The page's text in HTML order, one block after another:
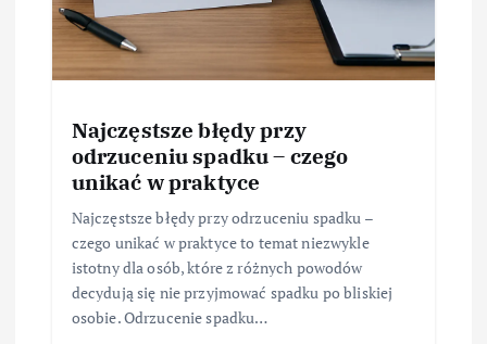
Najczęstsze błędy przy
odrzuceniu spadku – czego
unikać w praktyce
Najczęstsze błędy przy odrzuceniu spadku –
czego unikać w praktyce to temat niezwykle
istotny dla osób, które z różnych powodów
decydują się nie przyjmować spadku po bliskiej
osobie. Odrzucenie spadku…